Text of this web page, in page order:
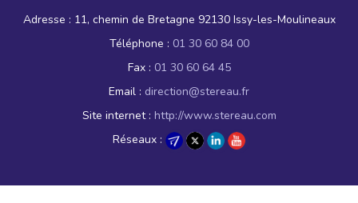
Adresse : 11, chemin de Bretagne 92130 Issy-les-Moulineaux
Téléphone : 01 30 60 84 00
Fax : 01 30 60 64 45
Email : direction@stereau.fr
Site internet : http://www.stereau.com
Réseaux :